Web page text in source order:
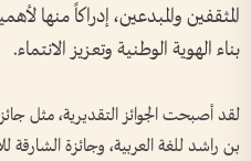
المثقفين والمبدعين، إدراكاً منها
بناء الهوية الوطنية وتعزيز الانتماء.
لقد أصبحت الجوائز التقديرية، مثل
بن راشد للغة العربية، وجائزة الشارقة